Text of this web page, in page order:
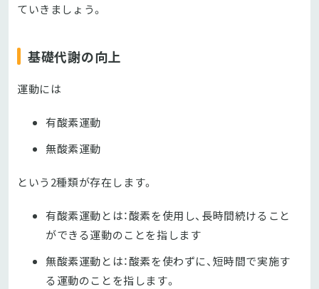
ていきましょう。
基礎代謝の向上
運動には
有酸素運動
無酸素運動
という2種類が存在します。
有酸素運動とは：酸素を使用し、長時間続けること
ができる運動のことを指します
無酸素運動とは：酸素を使わずに、短時間で実施す
る運動のことを指します。